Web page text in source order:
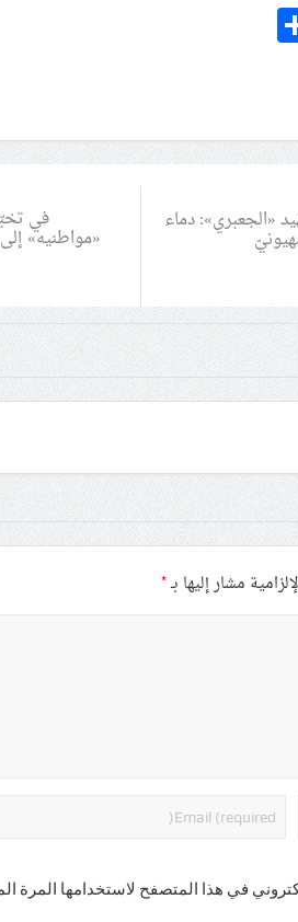
«الجعبري»: دماء في
«مواطنيه»
مشار إليها بـ*
في هذا المتصفح لاستخدامها المرة